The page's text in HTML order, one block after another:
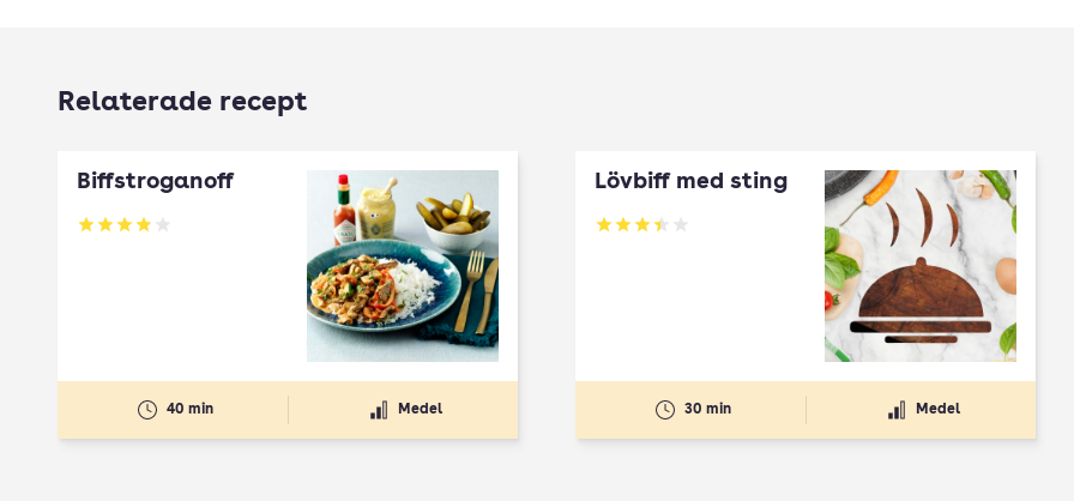
Relaterade recept
Biffstroganoff
Betyg: 3.86 av 5
40 min Medel
Lövbiff med sting
Betyg: 3.42 av 5
30 min Medel